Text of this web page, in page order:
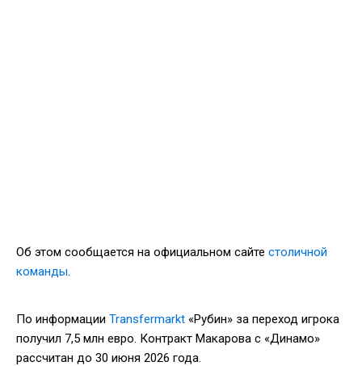
Об этом сообщается на официальном сайте столичной
команды.
По информации Transfermarkt «Рубин» за переход игрока
получил 7,5 млн евро. Контракт Макарова с «Динамо»
рассчитан до 30 июня 2026 года.